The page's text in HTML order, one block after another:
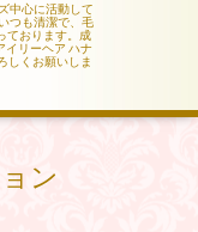
中心に活動して
つも清潔で、毛
ております。成
イリーヘア ハナ
しくお願いしま
ン